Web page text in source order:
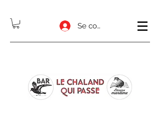
Se connecter